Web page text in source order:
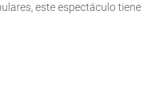
este espectáculo tiene